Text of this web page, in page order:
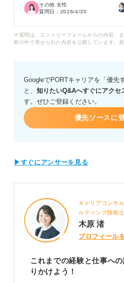
できそうにありません。
にあたって、どのような内容や
その他 女性
質問日： 2026/4/30
※質問は、エントリーフォームからの内容、
程の中で寄せられた内容を公開しています。
GoogleでPORTキャリアを「優先
と、 知りたいQ&Aへすぐにアクセ
す。ぜひご登録ください。
優先ソースに
▶すぐにアンサーを見る
キャリアコンサ
ルティング技能士
木原 渚
プロフィール
これまでの経験と仕事へ
りかけよう！